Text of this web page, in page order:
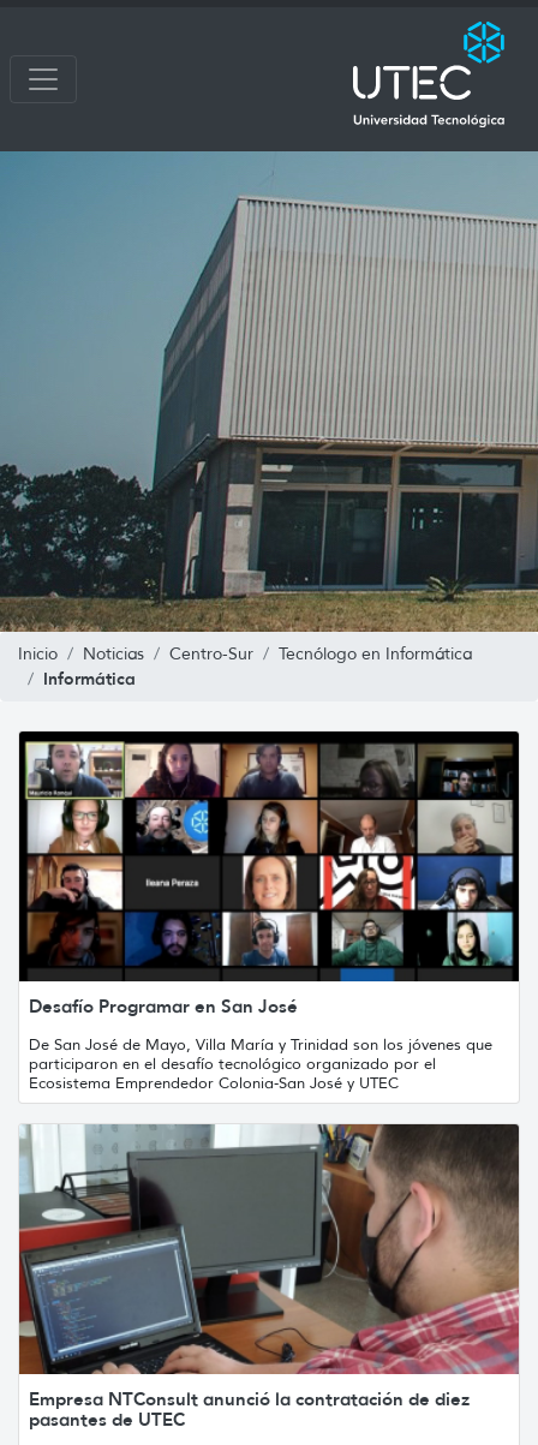
Inicio Noticias Centro-Sur Tecnólogo en Informática
Informática
Desafío Programar en San José
De San José de Mayo, Villa María y Trinidad son los jóvenes que
participaron en el desafío tecnológico organizado por el
Ecosistema Emprendedor Colonia-San José y UTEC
Empresa NTConsult anunció la contratación de diez
pasantes de UTEC